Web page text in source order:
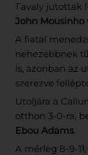
Tavaly jutottak
John Mousinho
A fiatal
nehezebbnek
is, azonban az
szerezve
Utoljára a
otthon 3-0-ra,
Ebou Adams.
A mérleg 8-9-